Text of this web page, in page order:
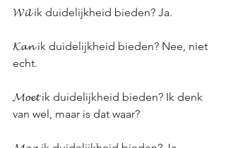
𝓦𝓲𝓵 ik duidelijkheid bieden? Ja.
𝓚𝓪𝓷 ik duidelijkheid bieden? Nee, niet
echt.
𝓜𝓸𝓮𝓽 ik duidelijkheid bieden? Ik denk
van wel, maar is dat waar?